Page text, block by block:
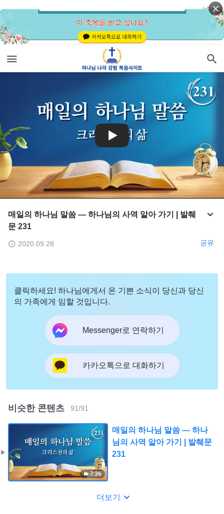
매일의 하나님 말씀 ― 하나님의 사역 알아 가기 | 발췌
문 231
2020.09.28 공유
클릭하세요! 하나님에게서 온 기쁜 소식이 당신과 당신
의 가족에게 임할 것입니다.
Messenger로 연락하기
카카오톡으로 대화하기
비슷한 콘텐츠 91/91
7:36
매일의 하나님 말씀 ― 하나
님의 사역 알아 가기 | 발췌문
231
더보기